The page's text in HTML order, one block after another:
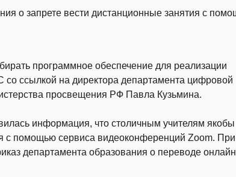
о запрете вести дистанционные занятия с
программное обеспечение для реализации
со ссылкой на директора департамента цифровой
просвещения РФ Павла Кузьмина.
информация, что столичным учителям якобы
с помощью сервиса видеоконференций Zoom. При
департамента образования о переводе